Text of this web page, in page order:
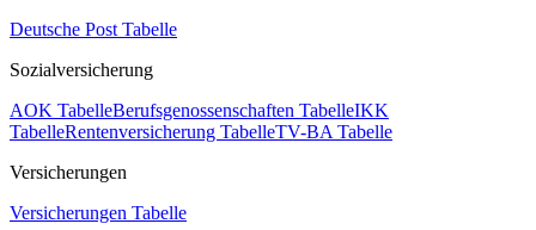
Deutsche Post Tabelle
Sozialversicherung
AOK TabelleBerufsgenossenschaften TabelleIKK
TabelleRentenversicherung TabelleTV-BA Tabelle
Versicherungen
Versicherungen Tabelle